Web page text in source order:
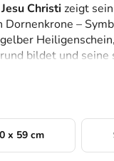
Christizeigt
–
bildet und
x 59 cm